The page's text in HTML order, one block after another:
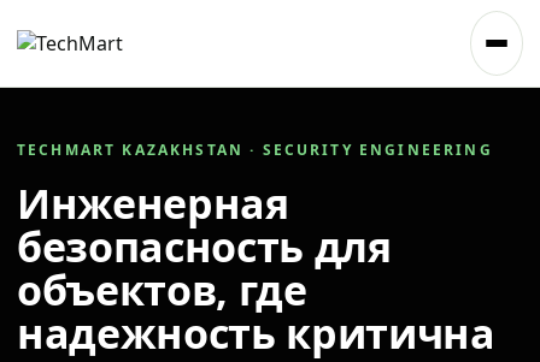
TECHMART KAZAKHSTAN · SECURITY ENGINEERING
Инженерная
безопасность для
объектов, где
надежность критична